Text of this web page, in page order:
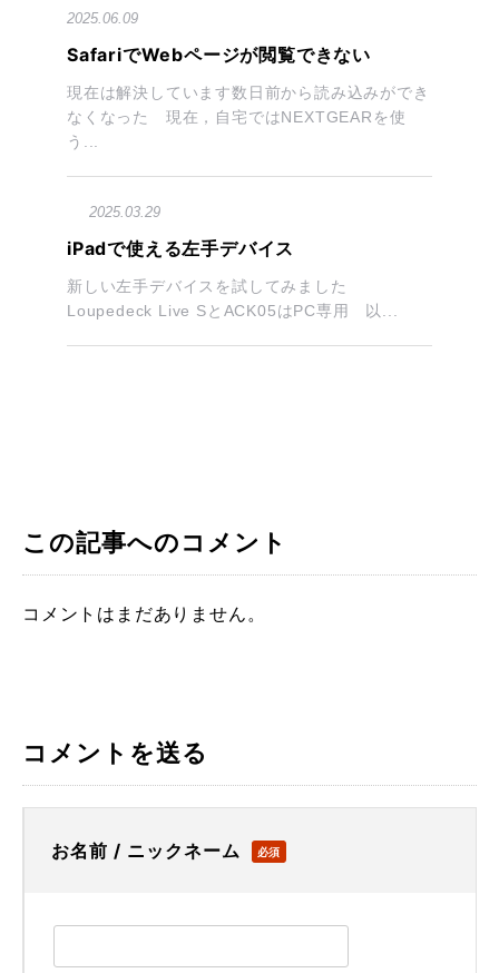
2025.06.09
SafariでWebページが閲覧できない
現在は解決しています数日前から読み込みができ
なくなった 現在，自宅ではNEXTGEARを使
う...
2025.03.29
iPadで使える左手デバイス
新しい左手デバイスを試してみました
Loupedeck Live SとACK05はPC専用 以...
この記事へのコメント
コメントはまだありません。
コメントを送る
お名前 / ニックネーム 必須